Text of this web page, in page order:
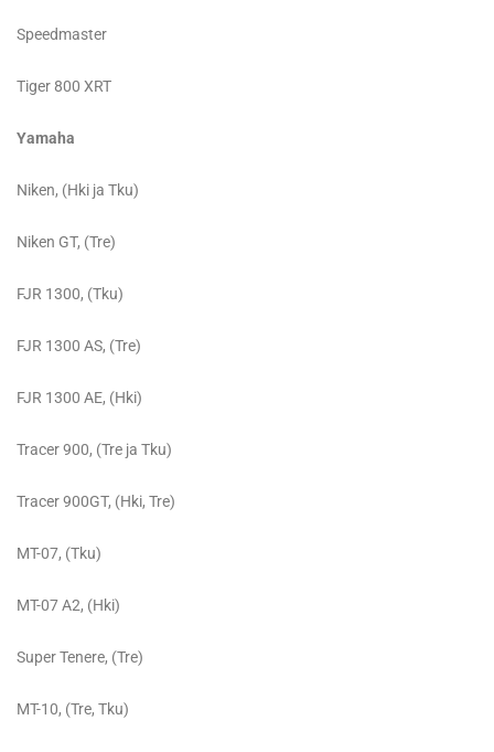
Speedmaster
Tiger 800 XRT
Yamaha
Niken, (Hki ja Tku)
Niken GT, (Tre)
FJR 1300, (Tku)
FJR 1300 AS, (Tre)
FJR 1300 AE, (Hki)
Tracer 900, (Tre ja Tku)
Tracer 900GT, (Hki, Tre)
MT-07, (Tku)
MT-07 A2, (Hki)
Super Tenere, (Tre)
MT-10, (Tre, Tku)